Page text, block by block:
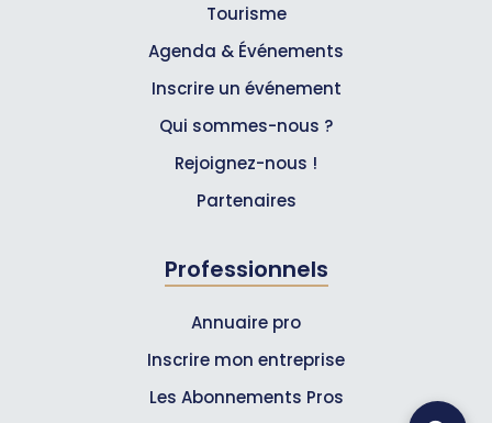
Tourisme
Agenda & Événements
Inscrire un événement
Qui sommes-nous ?
Rejoignez-nous !
Partenaires
Professionnels
Annuaire pro
Inscrire mon entreprise
Les Abonnements Pros